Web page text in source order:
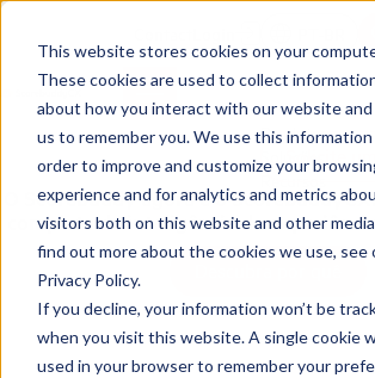
This website stores cookies on your
These cookies are used to collect
about how you interact with our website and
us to remember you. We use this information
order to improve and customize your
experience and for analytics and metrics
visitors both on this website and other
find out more about the cookies we use, see
Privacy Policy.
If you decline, your information won’t be
when you visit this website. A single cookie
used in your browser to remember your
Produtos
Soluções
Recursos
Solicite
Solicite
O Scorebuddy agora é o
completa de inteligência de